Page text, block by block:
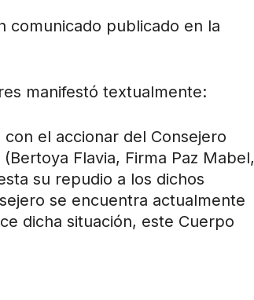
comunicado publicado en la
manifestó textualmente:
el accionar del Consejero
Flavia, Firma Paz Mabel,
su repudio a los dichos
se encuentra actualmente
dicha situación, este Cuerpo